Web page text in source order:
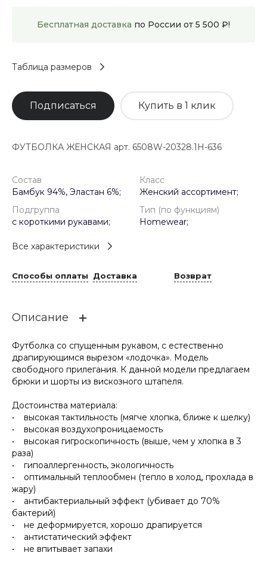
Бесплатная доставка по России от 5 500 ₽!
Таблица размеров
Подписаться Купить в 1 клик
ФУТБОЛКА ЖЕНСКАЯ арт. 6508W-20328.1H-636
Состав
Бамбук 94%, Эластан 6%;
Класс
Женский ассортимент;
Подгруппа
с короткими рукавами;
Тип (по функциям)
Homewear;
Все характеристики
Способы оплаты Доставка Возврат
Описание
Футболка со спущенным рукавом, с естественно
драпирующимся вырезом «лодочка». Модель
свободного прилегания. К данной модели предлагаем
брюки и шорты из вискозного штапеля.
Достоинства материала:
• высокая тактильность (мягче хлопка, ближе к шелку)
• высокая воздухопроницаемость
• высокая гигроскопичность (выше, чем у хлопка в 3
раза)
• гипоаллергенность, экологичность
• оптимальный теплообмен (тепло в холод, прохлада в
жару)
• антибактериальный эффект (убивает до 70%
бактерий)
• не деформируется, хорошо драпируется
• антистатический эффект
• не впитывает запахи